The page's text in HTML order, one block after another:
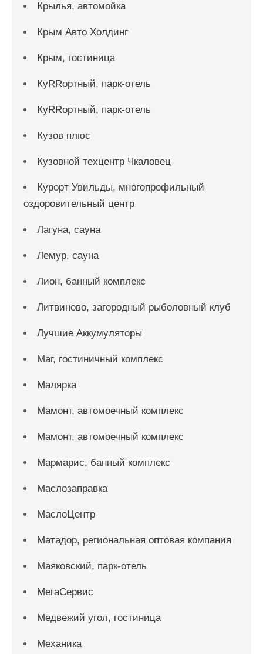
Крылья, автомойка
Крым Авто Холдинг
Крым, гостиница
КуRRортный, парк-отель
КуRRортный, парк-отель
Кузов плюс
Кузовной техцентр Чкаловец
Курорт Увильды, многопрофильный
оздоровительный центр
Лагуна, сауна
Лемур, сауна
Лион, банный комплекс
Литвиново, загородный рыболовный клуб
Лучшие Аккумуляторы
Маг, гостиничный комплекс
Малярка
Мамонт, автомоечный комплекс
Мамонт, автомоечный комплекс
Мармарис, банный комплекс
Маслозаправка
МаслоЦентр
Матадор, региональная оптовая компания
Маяковский, парк-отель
МегаСервис
Медвежий угол, гостиница
Механика